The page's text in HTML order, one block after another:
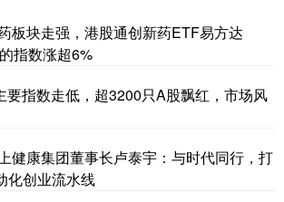
板块走强，港股通创新药ETF易方达
指数涨超6%
要指数走低，超3200只A股飘红，市场风
健康集团董事长卢泰宇：与时代同行，打
化创业流水线